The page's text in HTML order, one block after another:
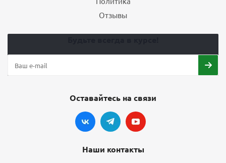
Отзывы
Оставайтесь на связи
Наши контакты